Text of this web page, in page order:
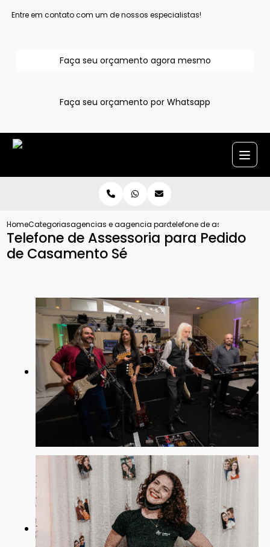
Entre em contato com um de nossos especialistas!
Faça seu orçamento agora mesmo
Faça seu orçamento por Whatsapp
HomeCategoriasagencias e assessoria para pedido de casamento
agencia para pedido de casamento
telefone de assessoria
Telefone de Assessoria para Pedido
de Casamento Sé